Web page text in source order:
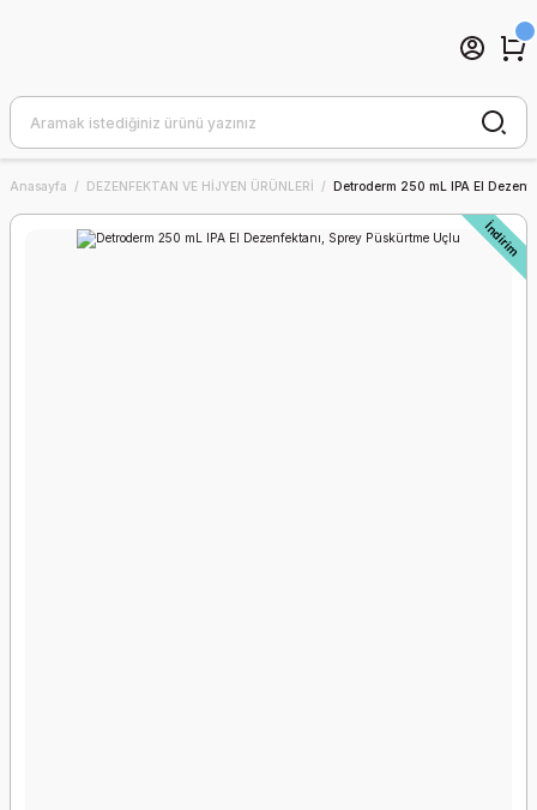
Anasayfa DEZENFEKTAN VE HİJYEN ÜRÜNLERİ Detroderm 250 mL IPA El
İndirim